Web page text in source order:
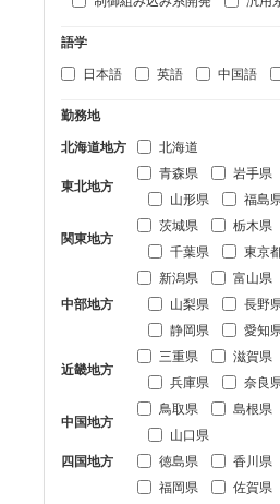
語学
日本語
英語 中国語
勤務地
北海道地方
北海道
東北地方
青森県 岩手県
山形県
福島
関東地方
茨城県 栃木県
千葉県
東京
中部地方
新潟県 富山県
山梨県
長野
静岡県
愛知
近畿地方
三重県 滋賀県
兵庫県
奈良
中国地方
鳥取県 島根県
山口県
四国地方
徳島県 香川県
福岡県 佐賀県